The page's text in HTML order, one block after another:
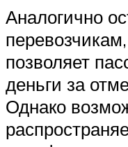
Аналогично
позволяет
деньги за
Однако